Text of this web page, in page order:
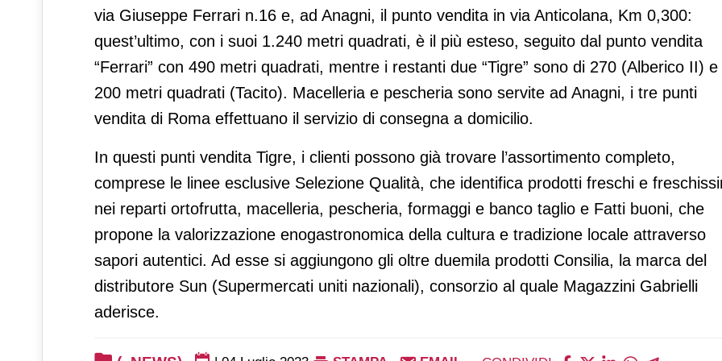
via Giuseppe Ferrari n.16 e, ad Anagni, il punto vendita in via Anticolana, Km 0,300:
quest’ultimo, con i suoi 1.240 metri quadrati, è il più esteso, seguito dal punto vendita
“Ferrari” con 490 metri quadrati, mentre i restanti due “Tigre” sono di 270 (Alberico II) e
200 metri quadrati (Tacito). Macelleria e pescheria sono servite ad Anagni, i tre punti
vendita di Roma effettuano il servizio di consegna a domicilio.
In questi punti vendita Tigre, i clienti possono già trovare l’assortimento completo,
comprese le linee esclusive Selezione Qualità, che identifica prodotti freschi e
nei reparti ortofrutta, macelleria, pescheria, formaggi e banco taglio e Fatti buoni, che
propone la valorizzazione enogastronomica della cultura e tradizione locale attraverso
sapori autentici. Ad esse si aggiungono gli oltre duemila prodotti Consilia, la marca del
distributore Sun (Supermercati uniti nazionali), consorzio al quale Magazzini Gabrielli
aderisce.